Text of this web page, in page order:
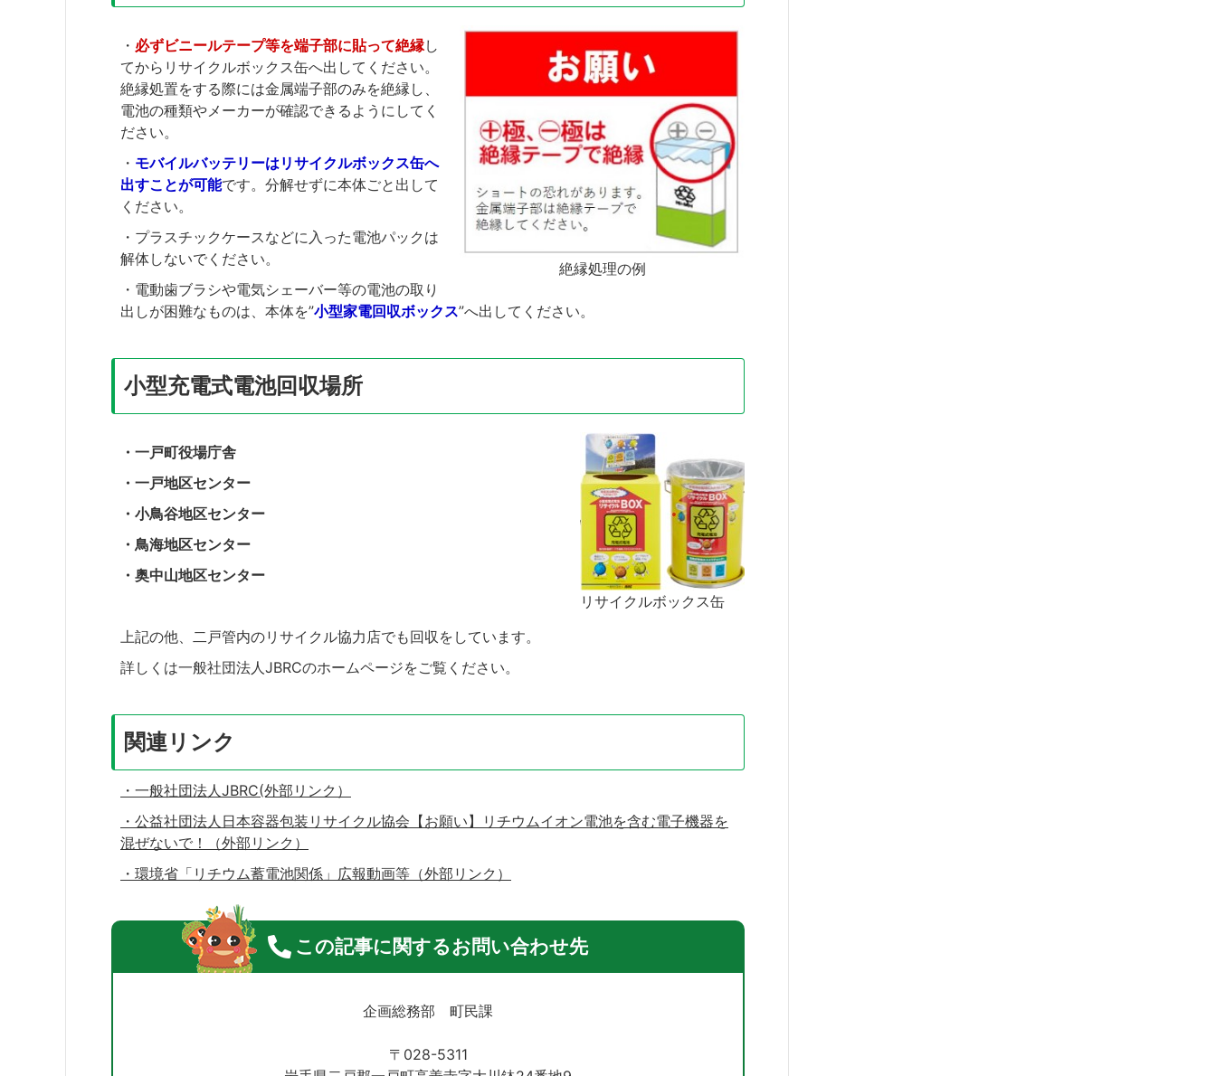
絶縁処理の例
・ 必ずビニールテープ等を端子部に貼って絶縁し
てからリサイクルボックス缶へ出してください。
絶縁処置をする際には金属端子部のみを絶縁し、
電池の種類やメーカーが確認できるようにしてく
ださい。
・ モバイルバッテリーはリサイクルボックス缶へ
出すことが可能です。分解せずに本体ごと出して
ください。
・プラスチックケースなどに入った電池パックは
解体しないでください。
・電動歯ブラシや電気シェーバー等の電池の取り
出しが困難なものは、本体を”小型家電回収ボックス”へ出してください。
小型充電式電池回収場所
リサイクルボックス缶
・一戸町役場庁舎
・一戸地区センター
・小鳥谷地区センター
・鳥海地区センター
・奥中山地区センター
上記の他、二戸管内のリサイクル協力店でも回収をしています。
詳しくは一般社団法人JBRCのホームページをご覧ください。
関連リンク
・一般社団法人JBRC(外部リンク）
・公益社団法人日本容器包装リサイクル協会【お願い】リチウムイオン電池を含む電子機器を
混ぜないで！（外部リンク）
・環境省「リチウム蓄電池関係」広報動画等（外部リンク）
この記事に関するお問い合わせ先
企画総務部 町民課
〒028-5311